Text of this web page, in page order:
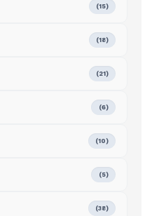
(15)
(18)
(21)
(6)
(10)
(5)
(38)